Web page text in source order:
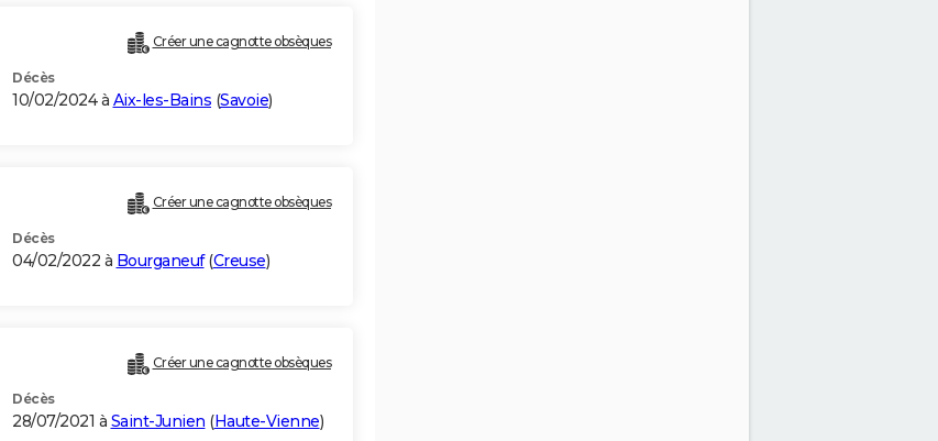
Créer une cagnotte obsèques
Décès
10/02/2024 à Aix-les-Bains (Savoie)
Créer une cagnotte obsèques
Décès
04/02/2022 à Bourganeuf(Creuse)
Créer une cagnotte obsèques
Décès
28/07/2021 à Saint-Junien (Haute-Vienne)